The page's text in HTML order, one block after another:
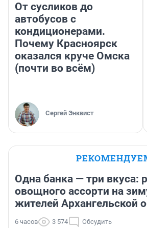
От сусликов до
автобусов с
кондиционерами.
Почему Красноярск
оказался круче Омска
(почти во всём)
Сергей Энквист
Одна банка — три вкуса:
овощного ассорти на
жителей Архангельской
6 часов 3 574 Обсудить